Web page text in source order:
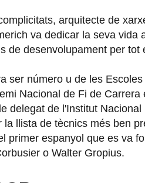
arquitecte de
va dedicar la seva vida
de desenvolupament per tot
ser número u de les Escoles
Nacional de Fi de Carrera
delegat de l'Institut Nacional
llista de tècnics més ben
primer espanyol que es va
o Walter Gropius.